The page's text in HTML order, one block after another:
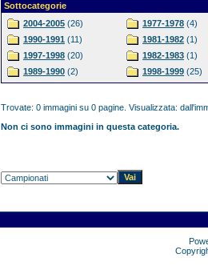
Sottocategorie
2004-2005 (26)
1990-1991 (11)
1997-1998 (20)
1989-1990 (2)
1977-1978 (4)
1981-1982 (1)
1982-1983 (1)
1998-1999 (25)
Trovate: 0 immagini su 0 pagine. Visualizzata:
Non ci sono immagini in questa categoria.